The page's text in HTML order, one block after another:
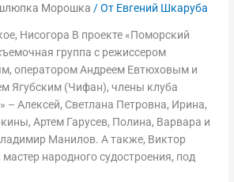
Морошка / От Евгений Шкаруба
Нисогора В проекте «Поморский
группа с режиссером
оператором Андреем Евтюховым и
Ягубским (Чифан), члены клуба
– Алексей, Светлана Петровна, Ирина,
Артем Гарусев, Полина, Варвара и
Манилов. А также, Виктор
народного судостроения, под